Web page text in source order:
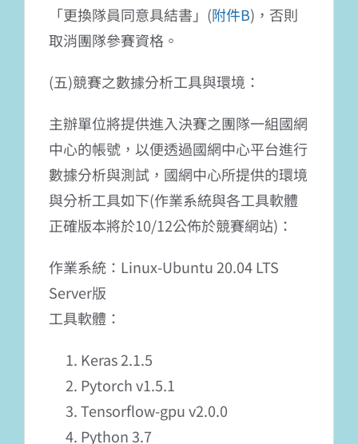
「更換隊員同意具結書」(附件B)，否則
取消團隊參賽資格。
(五)競賽之數據分析工具與環境：
主辦單位將提供進入決賽之團隊一組國網
中心的帳號，以便透過國網中心平台進行
數據分析與測試，國網中心所提供的環境
與分析工具如下(作業系統與各工具軟體
正確版本將於10/12公佈於競賽網站)：
作業系統：Linux-Ubuntu 20.04 LTS
Server版
工具軟體：
Keras 2.1.5
Pytorch v1.5.1
Tensorflow-gpu v2.0.0
Python 3.7